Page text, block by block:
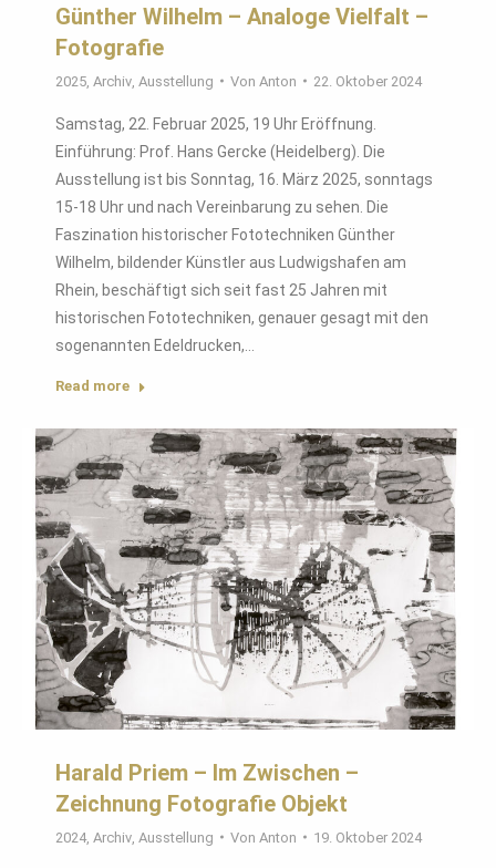
Günther Wilhelm – Analoge Vielfalt –
Fotografie
2025 Archiv Ausstellung Von Anton 22. Oktober 2024
Samstag, 22. Februar 2025, 19 Uhr Eröffnung.
Einführung: Prof. Hans Gercke (Heidelberg). Die
Ausstellung ist bis Sonntag, 16. März 2025, sonntags
15-18 Uhr und nach Vereinbarung zu sehen. Die
Faszination historischer Fototechniken Günther
Wilhelm, bildender Künstler aus Ludwigshafen am
Rhein, beschäftigt sich seit fast 25 Jahren mit
historischen Fototechniken, genauer gesagt mit den
sogenannten Edeldrucken,…
Read more
Harald Priem – Im Zwischen –
Zeichnung Fotografie Objekt
2024, Archiv Ausstellung Von Anton 19. Oktober 2024